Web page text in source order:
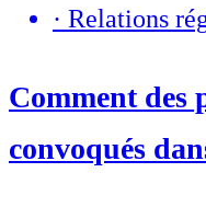
· Relations
Comment des
convoqués